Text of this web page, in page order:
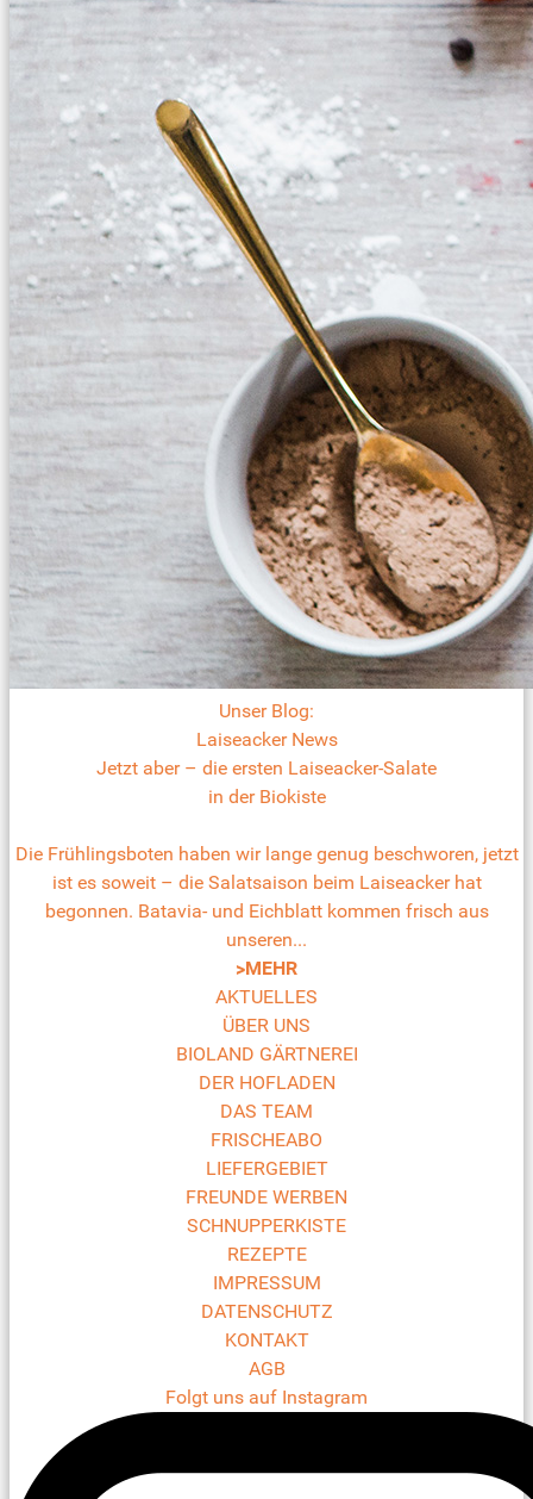
Unser Blog:
Laiseacker News
Jetzt aber – die ersten Laiseacker-Salate
in der Biokiste
Die Frühlingsboten haben wir lange genug beschworen, jetzt
ist es soweit – die Salatsaison beim Laiseacker hat
begonnen. Batavia- und Eichblatt kommen frisch aus
unseren...
>MEHR
AKTUELLES
ÜBER UNS
BIOLAND GÄRTNEREI
DER HOFLADEN
DAS TEAM
FRISCHEABO
LIEFERGEBIET
FREUNDE WERBEN
SCHNUPPERKISTE
REZEPTE
IMPRESSUM
DATENSCHUTZ
KONTAKT
AGB
Folgt uns auf Instagram